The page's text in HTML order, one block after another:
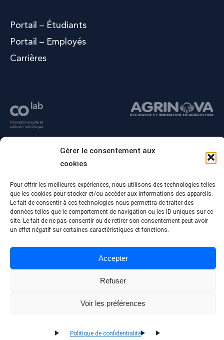
Gérer le consentement aux
cookies
Pour offrir les meilleures expériences, nous utilisons des technologies telles
que les cookies pour stocker et/ou accéder aux informations des appareils.
Le fait de consentir à ces technologies nous permettra de traiter des
données telles que le comportement de navigation ou les ID uniques sur ce
site. Le fait de ne pas consentir ou de retirer son consentement peut avoir
un effet négatif sur certaines caractéristiques et fonctions.
Accepter
Refuser
Voir les préférences
Politique de confidentialité
Portail – Étudiants
Portail – Employés
Carrières
© Tous droits réservés - Collège Alma
Conception Web :Agence Polka/Arsenal